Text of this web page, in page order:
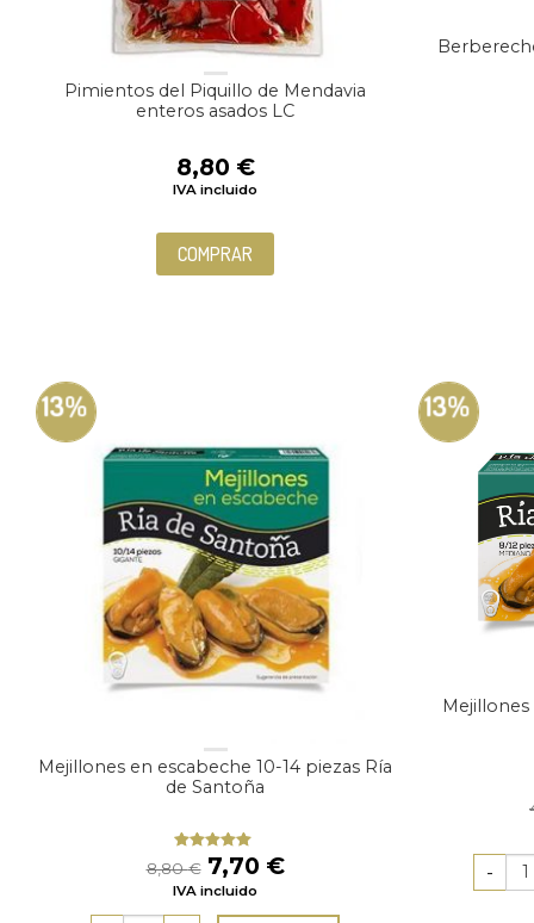
Pimientos del Piquillo de Mendavia
enteros asados LC
8,80 €
IVA incluido
COMPRAR
13%
Mejillones en escabeche 10-14 piezas Ría
de Santoña
Valorado
con
5.00de
5
8,80€ El
precio
original
7,70 €El
actual
IVA incluido
13%
Mejillones